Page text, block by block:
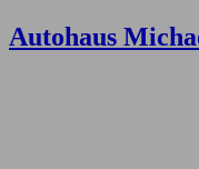
Autohaus